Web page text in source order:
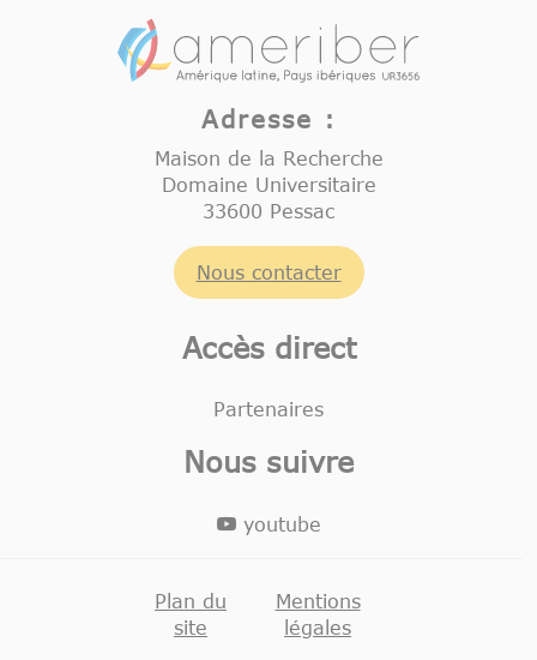
Adresse :
Maison de la Recherche
Domaine Universitaire
33600 Pessac
Nous contacter
Accès direct
Partenaires
Nous suivre
youtube
Plan du
site
Mentions
légales